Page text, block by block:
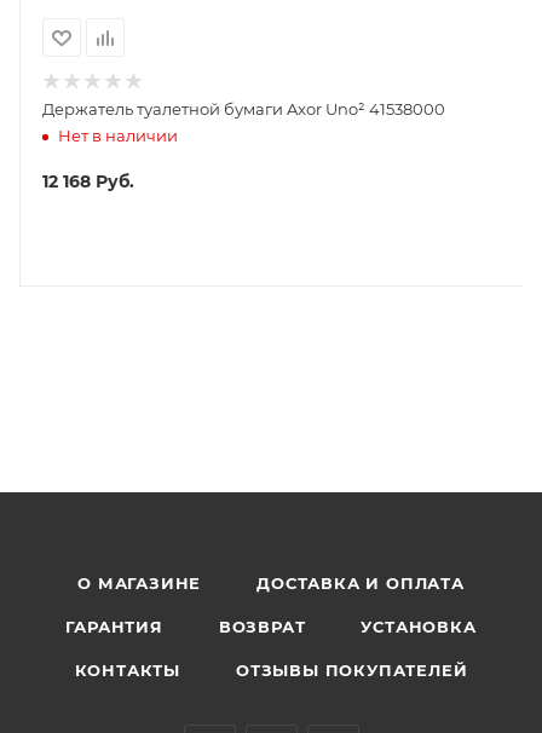
Держатель туалетной бумаги Axor Uno² 41538000
Нет в наличии
12 168 Руб.
О МАГАЗИНЕ ДОСТАВКА И ОПЛАТА
ГАРАНТИЯ ВОЗВРАТ УСТАНОВКА
КОНТАКТЫ ОТЗЫВЫ ПОКУПАТЕЛЕЙ